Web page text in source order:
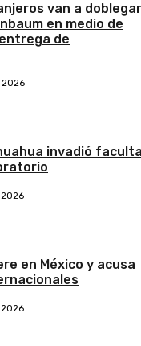
van a doblegar
en medio de
de
2026
invadió
2026
en México y acusa
2026